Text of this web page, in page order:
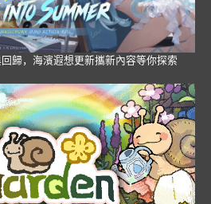
回歸，海濱遐想更新攜新內容等你探索